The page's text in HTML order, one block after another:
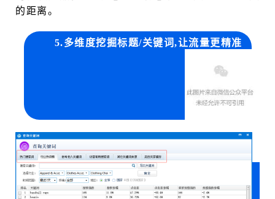
的距离。
5.多维度挖掘标题/关键词,让流量更精准